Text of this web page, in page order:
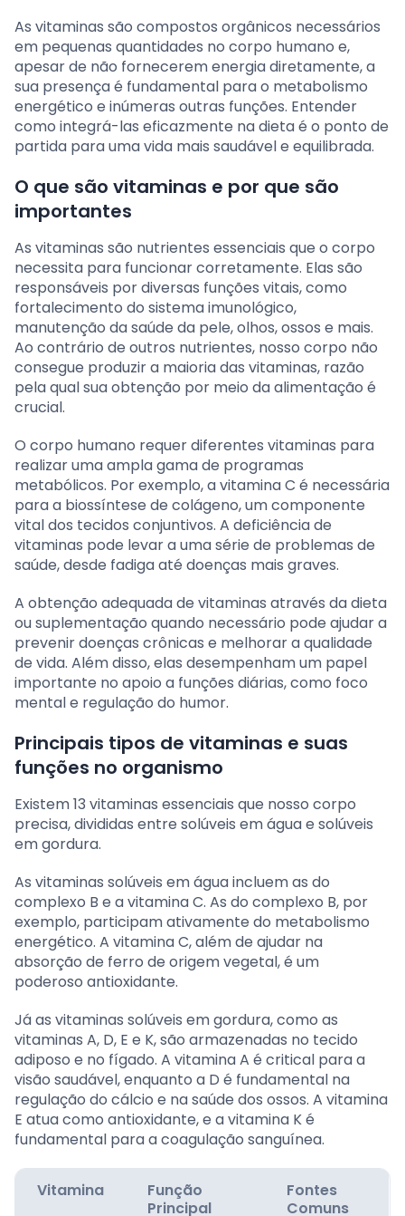
As vitaminas são compostos orgânicos necessários
em pequenas quantidades no corpo humano e,
apesar de não fornecerem energia diretamente, a
sua presença é fundamental para o metabolismo
energético e inúmeras outras funções. Entender
como integrá-las eficazmente na dieta é o ponto de
partida para uma vida mais saudável e equilibrada.
O que são vitaminas e por que são
importantes
As vitaminas são nutrientes essenciais que o corpo
necessita para funcionar corretamente. Elas são
responsáveis por diversas funções vitais, como
fortalecimento do sistema imunológico,
manutenção da saúde da pele, olhos, ossos e mais.
Ao contrário de outros nutrientes, nosso corpo não
consegue produzir a maioria das vitaminas, razão
pela qual sua obtenção por meio da alimentação é
crucial.
O corpo humano requer diferentes vitaminas para
realizar uma ampla gama de programas
metabólicos. Por exemplo, a vitamina C é necessária
para a biossíntese de colágeno, um componente
vital dos tecidos conjuntivos. A deficiência de
vitaminas pode levar a uma série de problemas de
saúde, desde fadiga até doenças mais graves.
A obtenção adequada de vitaminas através da dieta
ou suplementação quando necessário pode ajudar a
prevenir doenças crônicas e melhorar a qualidade
de vida. Além disso, elas desempenham um papel
importante no apoio a funções diárias, como foco
mental e regulação do humor.
Principais tipos de vitaminas e suas
funções no organismo
Existem 13 vitaminas essenciais que nosso corpo
precisa, divididas entre solúveis em água e solúveis
em gordura.
As vitaminas solúveis em água incluem as do
complexo B e a vitamina C. As do complexo B, por
exemplo, participam ativamente do metabolismo
energético. A vitamina C, além de ajudar na
absorção de ferro de origem vegetal, é um
poderoso antioxidante.
Já as vitaminas solúveis em gordura, como as
vitaminas A, D, E e K, são armazenadas no tecido
adiposo e no fígado. A vitamina A é critical para a
visão saudável, enquanto a D é fundamental na
regulação do cálcio e na saúde dos ossos. A vitamina
E atua como antioxidante, e a vitamina K é
fundamental para a coagulação sanguínea.
Vitamina
Função
Principal
Fontes
Comuns